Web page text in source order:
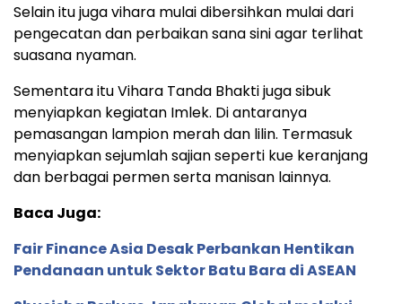
Selain itu juga vihara mulai dibersihkan mulai dari
pengecatan dan perbaikan sana sini agar terlihat
suasana nyaman.
Sementara itu Vihara Tanda Bhakti juga sibuk
menyiapkan kegiatan Imlek. Di antaranya
pemasangan lampion merah dan lilin. Termasuk
menyiapkan sejumlah sajian seperti kue keranjang
dan berbagai permen serta manisan lainnya.
Baca Juga:
Fair Finance Asia Desak Perbankan Hentikan
Pendanaan untuk Sektor Batu Bara di ASEAN